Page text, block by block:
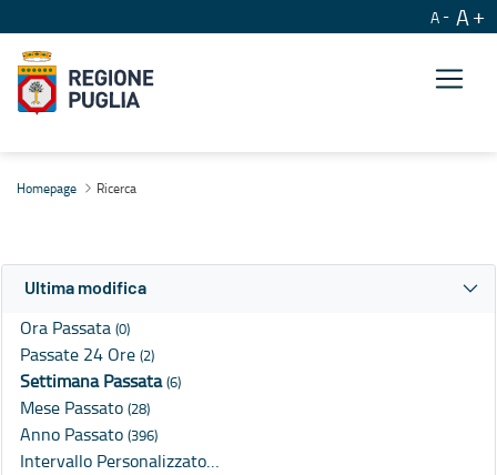
A A
Homepage Ricerca
Ultima modifica
Ora Passata (0)
Passate 24 Ore (2)
Settimana Passata(6)
Mese Passato (28)
Anno Passato (396)
Intervallo Personalizzato…